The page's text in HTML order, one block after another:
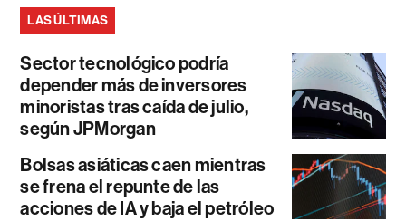
LAS ÚLTIMAS
Sector tecnológico podría
depender más de inversores
minoristas tras caída de julio,
según JPMorgan
Bolsas asiáticas caen mientras
se frena el repunte de las
acciones de IA y baja el petróleo